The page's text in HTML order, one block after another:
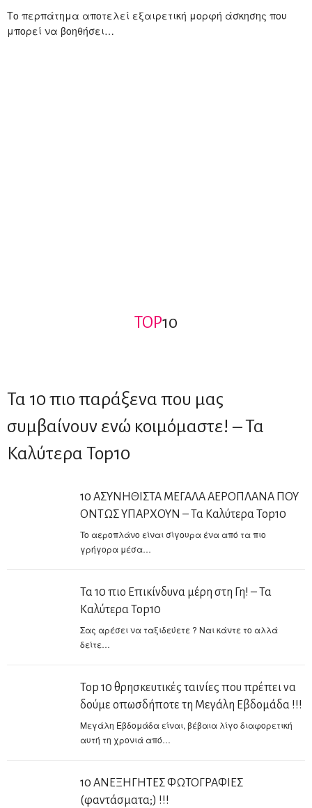
Το περπάτημα αποτελεί εξαιρετική μορφή άσκησης που
μπορεί να βοηθήσει…
TOP10
Τα 10 πιο παράξενα που μας
συμβαίνουν ενώ κοιμόμαστε! – Τα
Καλύτερα Top10
10 ΑΣΥΝΗΘΙΣΤΑ ΜΕΓΑΛΑ ΑΕΡΟΠΛΑΝΑ ΠΟΥ
ΟΝΤΩΣ ΥΠΑΡΧΟΥΝ – Τα Καλύτερα Top10
To αεροπλάνο είναι σίγουρα ένα από τα πιο
γρήγορα μέσα…
Τα 10 πιο Επικίνδυνα μέρη στη Γη! – Τα
Καλύτερα Top10
Σας αρέσει να ταξιδεύετε ? Ναι κάντε το αλλά
δείτε…
Top 10 θρησκευτικές ταινίες που πρέπει να
δούμε οπωσδήποτε τη Μεγάλη Εβδομάδα !!!
Μεγάλη Εβδομάδα είναι, βέβαια λίγο διαφορετική
αυτή τη χρονιά από…
10 ΑΝΕΞΗΓΗΤΕΣ ΦΩΤΟΓΡΑΦΙΕΣ
(φαντάσματα;) !!!